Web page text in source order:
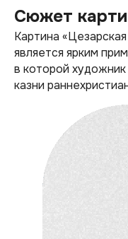
Сюжет
Картина
является ярким
в которой художник
казни